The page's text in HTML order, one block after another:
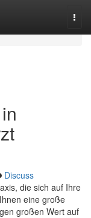
Discuss
die sich auf Ihre
eine große
großen Wert auf